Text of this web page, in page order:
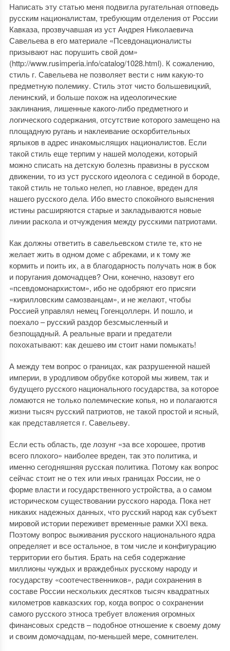
Написать эту статью меня подвигла ругательная отповедь
русским националистам, требующим отделения от России
Кавказа, прозвучавшая из уст Андрея Николаевича
Савельева в его материале «Псевдонационалисты
призывают нас порушить свой дом»
(http://www.rusimperia.info/catalog/1028.html). К сожалению,
стиль г. Савельева не позволяет вести с ним какую-то
предметную полемику. Стиль этот чисто большевицкий,
ленинский, и больше похож на идеологические
заклинания, лишенные какого-либо предметного и
логического содержания, отсутствие которого замещено на
площадную ругань и наклеивание оскорбительных
ярлыков в адрес инакомыслящих националистов. Если
такой стиль еще терпим у нашей молодежи, который
можно списать на детскую болезнь правизны в русском
движении, то из уст русского идеолога с сединой в бороде,
такой стиль не только нелеп, но главное, вреден для
нашего русского дела. Ибо вместо спокойного выяснения
истины расширяются старые и закладываются новые
линии раскола и отчуждения между русскими патриотами.
Как должны ответить в савельевском стиле те, кто не
желает жить в одном доме с абреками, и к тому же
кормить и поить их, а в благодарность получать нож в бок
и поругания домочадцев? Они, конечно, назовут его
«псевдомонархистом», ибо не одобряют его присяги
«кирилловским самозванцам», и не желают, чтобы
Россией управлял немец Гогенцоллерн. И пошло, и
поехало – русский раздор безсмысленный и
безпощадный. А реальные враги и предатели
похохатывают: как дешево им стоит нами помыкать!
А между тем вопрос о границах, как разрушенной нашей
империи, в уродливом обрубке которой мы живем, так и
будущего русского национального государства, за которое
ломаются не только полемические копья, но и полагаются
жизни тысяч русский патриотов, не такой простой и ясный,
как представляется г. Савельеву.
Если есть область, где лозунг «за все хорошее, против
всего плохого» наиболее вреден, так это политика, и
именно сегодняшняя русская политика. Потому как вопрос
сейчас стоит не о тех или иных границах России, не о
форме власти и государственного устройства, а о самом
историческом существовании русского народа. Пока нет
никаких надежных данных, что русский народ как субъект
мировой истории переживет временные рамки ХХI века.
Поэтому вопрос выживания русского национального ядра
определяет и все остальное, в том числе и конфигурацию
территории его бытия. Брать на себя содержание
миллионы чуждых и враждебных русскому народу и
государству «соотечественников», ради сохранения в
составе России нескольких десятков тысяч квадратных
километров кавказских гор, когда вопрос о сохранении
самого русского этноса требует вложения огромных
финансовых средств – подобное отношение к своему дому
и своим домочадцам, по-меньшей мере, сомнителен.